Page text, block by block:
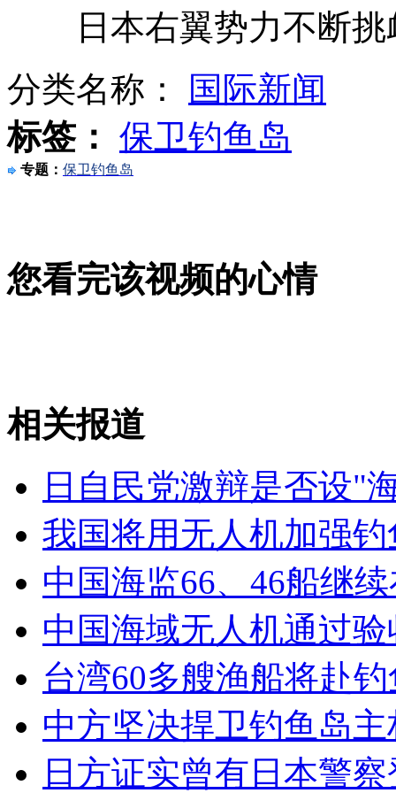
李娜坚持赴日本比赛引非议
实拍:小猪勇救落水小鹿
女孩北京地铁殴打老人 痛下狠手拳打脚踢
外交部：反对强权政治霸凌主义
外交部：有关国家言论片面不公正
安徽一实载49人客车翻车
走！跟着总书记去植树
消防员救轻生者 花炮节热闹非凡 减压"枕头大战"
日本右翼势力不断挑
分类名称：
国际新闻
标签： 保卫钓鱼岛
专题： 保卫钓鱼岛
您看完该视频的心情
相关报道
日自民党激辩是否设"
我国将用无人机加强
中国海监66、46船继
中国海域无人机通过
台湾60多艘渔船将赴
中方坚决捍卫钓鱼岛
日方证实曾有日本警